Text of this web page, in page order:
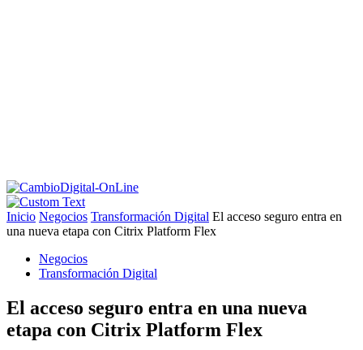
Inicio Negocios Transformación Digital El acceso seguro entra en
una nueva etapa con Citrix Platform Flex
Negocios
Transformación Digital
El acceso seguro entra en una nueva
etapa con Citrix Platform Flex